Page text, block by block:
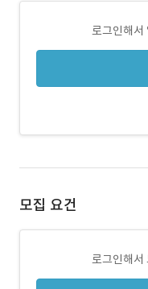
로그인해서
모집 요건
로그인해서